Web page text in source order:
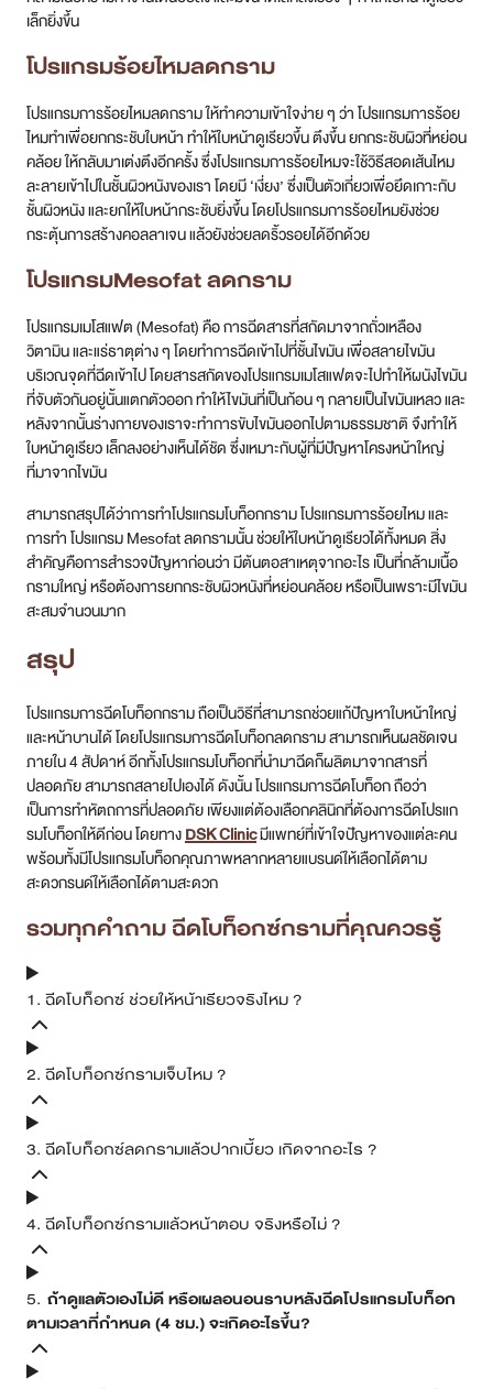
เล็กยิ่งขึ้น
โปรแกรมร้อยไหมลดกราม
โปรแกรมการร้อยไหมลดกราม ให้ทำความเข้าใจง่าย ๆ ว่า โปรแกรมการร้อย
ไหมทำเพื่อยกกระชับใบหน้า ทำให้ใบหน้าดูเรียวขึ้น ตึงขึ้น ยกกระชับผิวที่หย่อน
คล้อย ให้กลับมาเต่งตึงอีกครั้ง ซึ่งโปรแกรมการร้อยไหมจะใช้วิธีสอดเส้นไหม
ละลายเข้าไปในชั้นผิวหนังของเรา โดยมี ‘เงี่ยง’ ซึ่งเป็นตัวเกี่ยวเพื่อยึดเกาะกับ
ชั้นผิวหนัง และยกให้ใบหน้ากระชับยิ่งขึ้น โดยโปรแกรมการร้อยไหมยังช่วย
กระตุ้นการสร้างคอลลาเจน แล้วยังช่วยลดริ้วรอยได้อีกด้วย
โปรแกรมMesofat ลดกราม
โปรแกรมเมโสแฟต (Mesofat) คือ การฉีดสารที่สกัดมาจากถั่วเหลือง
วิตามิน และแร่ธาตุต่าง ๆ โดยทำการฉีดเข้าไปที่ชั้นไขมัน เพื่อสลายไขมัน
บริเวณจุดที่ฉีดเข้าไป โดยสารสกัดของโปรแกรมเมโสแฟตจะไปทำให้ผนังไขมัน
ที่จับตัวกันอยู่นั้นแตกตัวออก ทำให้ไขมันที่เป็นก้อน ๆ กลายเป็นไขมันเหลว และ
หลังจากนั้นร่างกายของเราจะทำการขับไขมันออกไปตามธรรมชาติ จึงทำให้
ใบหน้าดูเรียว เล็กลงอย่างเห็นได้ชัด ซึ่งเหมาะกับผู้ที่มีปัญหาโครงหน้าใหญ่
ที่มาจากไขมัน
สามารถสรุปได้ว่าการทำโปรแกรมโบท็อกกราม โปรแกรมการร้อยไหม และ
การทำ โปรแกรม Mesofat ลดกรามนั้น ช่วยให้ใบหน้าดูเรียวได้ทั้งหมด สิ่ง
สำคัญคือการสำรวจปัญหาก่อนว่า มีต้นตอสาเหตุจากอะไร เป็นที่กล้ามเนื้อ
กรามใหญ่ หรือต้องการยกกระชับผิวหนังที่หย่อนคล้อย หรือเป็นเพราะมีไขมัน
สะสมจำนวนมาก
สรุป
โปรแกรมการฉีดโบท็อกกราม ถือเป็นวิธีที่สามารถช่วยแก้ปัญหาใบหน้าใหญ่
และหน้าบานได้ โดยโปรแกรมการฉีดโบท็อกลดกราม สามารถเห็นผลชัดเจน
ภายใน 4 สัปดาห์ อีกทั้งโปรแกรมโบท็อกที่นำมาฉีดก็ผลิตมาจากสารที่
ปลอดภัย สามารถสลายไปเองได้ ดังนั้น โปรแกรมการฉีดโบท็อก ถือว่า
เป็นการทำหัตถการที่ปลอดภัย เพียงแต่ต้องเลือกคลินิกที่ต้องการฉีดโปรแก
รมโบท็อกให้ดีก่อน โดยทางDSK Clinicมีแพทย์ที่เข้าใจปัญหาของแต่ละคน
พร้อมทั้งมีโปรแกรมโบท็อกคุณภาพหลากหลายแบรนด์ให้เลือกได้ตาม
สะดวกรนด์ให้เลือกได้ตามสะดวก
รวมทุกคำถาม ฉีดโบท็อกซ์กรามที่คุณควรรู้
1. ฉีดโบท็อกซ์ ช่วยให้หน้าเรียวจริงไหม ?
2. ฉีดโบท็อกซ์กรามเจ็บไหม ?
3. ฉีดโบท็อกซ์ลดกรามแล้วปากเบี้ยว เกิดจากอะไร ?
4. ฉีดโบท็อกซ์กรามแล้วหน้าตอบ จริงหรือไม่ ?
5. ถ้าดูแลตัวเองไม่ดี หรือเผลอนอนราบหลังฉีดโปรแกรมโบท็อก
ตามเวลาที่กำหนด (4 ชม.) จะเกิดอะไรขึ้น?